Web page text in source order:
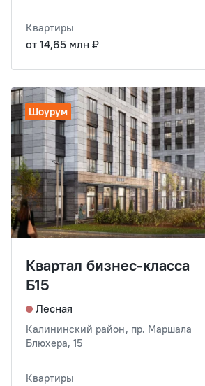
Квартиры
от 14,65 млн ₽
Шоурум
Квартал бизнес-класса
Б15
Лесная
Калининский район, пр. Маршала
Блюхера, 15
Квартиры